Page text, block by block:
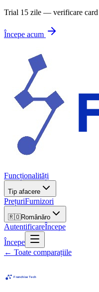
Trial 15 zile — verificare card
Începe acum
Funcționalități
Tip afacere
PrețuriFurnizori
🇷🇴Românăro
AutentificareÎncepe
Începe
← Toate comparațiile